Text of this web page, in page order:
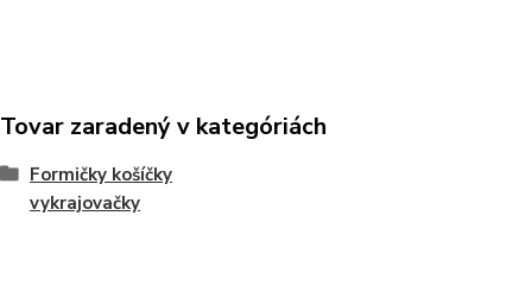
Tovar zaradený v kategóriách
Formičky košíčky
vykrajovačky